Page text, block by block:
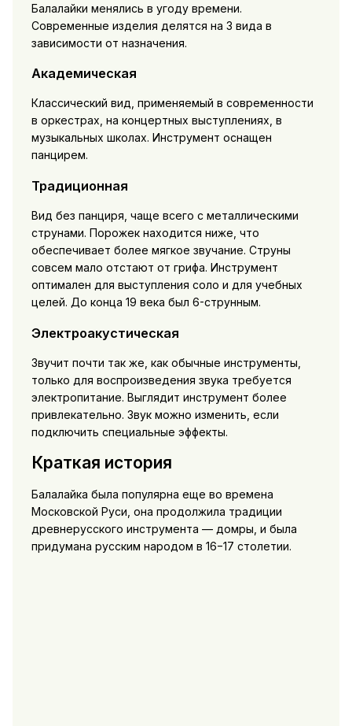
Балалайки менялись в угоду времени.
Современные изделия делятся на 3 вида в
зависимости от назначения.
Академическая
Классический вид, применяемый в современности
в оркестрах, на концертных выступлениях, в
музыкальных школах. Инструмент оснащен
панцирем.
Традиционная
Вид без панциря, чаще всего с металлическими
струнами. Порожек находится ниже, что
обеспечивает более мягкое звучание. Струны
совсем мало отстают от грифа. Инструмент
оптимален для выступления соло и для учебных
целей. До конца 19 века был 6-струнным.
Электроакустическая
Звучит почти так же, как обычные инструменты,
только для воспроизведения звука требуется
электропитание. Выглядит инструмент более
привлекательно. Звук можно изменить, если
подключить специальные эффекты.
Краткая история
Балалайка была популярна еще во времена
Московской Руси, она продолжила традиции
древнерусского инструмента — домры, и была
придумана русским народом в 16−17 столетии.